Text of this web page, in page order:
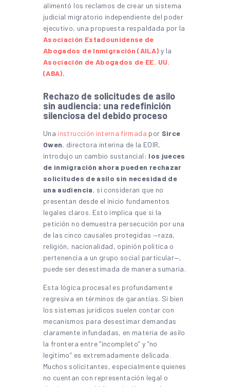
alimentó los reclamos de crear un sistema
judicial migratorio independiente del poder
ejecutivo, una propuesta respaldada por la
Asociación Estadounidense de
Abogados de Inmigración (AILA) y la
Asociación de Abogados de EE. UU.
(ABA).
Rechazo de solicitudes de asilo
sin audiencia: una redefinición
silenciosa del debido proceso
Una instrucción interna firmada por Sirce
Owen, directora interina de la EOIR,
introdujo un cambio sustancial: los jueces
de inmigración ahora pueden rechazar
solicitudes de asilo sin necesidad de
una audiencia, si consideran que no
presentan desde el inicio fundamentos
legales claros. Esto implica que si la
petición no demuestra persecución por una
de las cinco causales protegidas —raza,
religión, nacionalidad, opinión política o
pertenencia a un grupo social particular—,
puede ser desestimada de manera sumaria.
Esta lógica procesal es profundamente
regresiva en términos de garantías. Si bien
los sistemas jurídicos suelen contar con
mecanismos para desestimar demandas
claramente infundadas, en materia de asilo
la frontera entre “incompleto” y “no
legítimo” es extremadamente delicada.
Muchos solicitantes, especialmente quienes
no cuentan con representación legal o